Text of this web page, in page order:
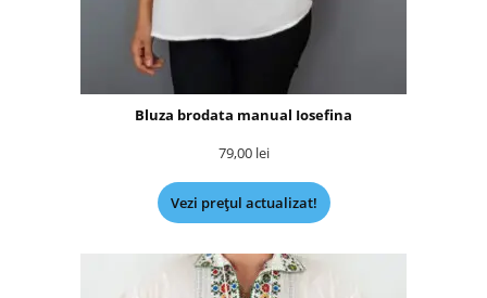
Bluza brodata manual Iosefina
79,00 lei
Vezi prețul actualizat!